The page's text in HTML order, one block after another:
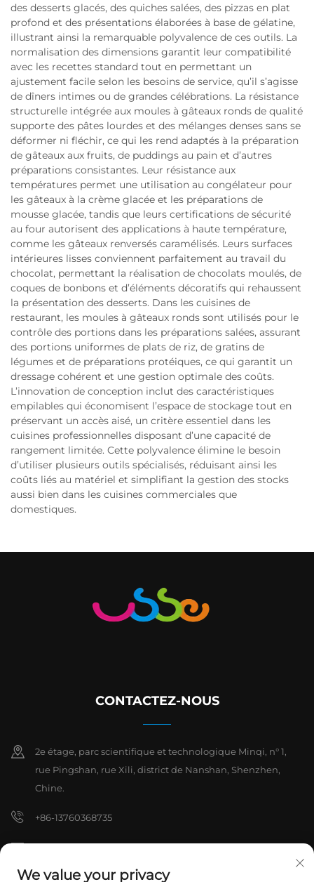
des desserts glacés, des quiches salées, des pizzas en plat
profond et des présentations élaborées à base de gélatine,
illustrant ainsi la remarquable polyvalence de ces outils. La
normalisation des dimensions garantit leur compatibilité
avec les recettes standard tout en permettant un
ajustement facile selon les besoins de service, qu’il s’agisse
de dîners intimes ou de grandes célébrations. La résistance
structurelle intégrée aux moules à gâteaux ronds de qualité
supporte des pâtes lourdes et des mélanges denses sans se
déformer ni fléchir, ce qui les rend adaptés à la préparation
de gâteaux aux fruits, de puddings au pain et d’autres
préparations consistantes. Leur résistance aux
températures permet une utilisation au congélateur pour
les gâteaux à la crème glacée et les préparations de
mousse glacée, tandis que leurs certifications de sécurité
au four autorisent des applications à haute température,
comme les gâteaux renversés caramélisés. Leurs surfaces
intérieures lisses conviennent parfaitement au travail du
chocolat, permettant la réalisation de chocolats moulés, de
coques de bonbons et d’éléments décoratifs qui rehaussent
la présentation des desserts. Dans les cuisines de
restaurant, les moules à gâteaux ronds sont utilisés pour le
contrôle des portions dans les préparations salées, assurant
des portions uniformes de plats de riz, de gratins de
légumes et de préparations protéiques, ce qui garantit un
dressage cohérent et une gestion optimale des coûts.
L’innovation de conception inclut des caractéristiques
empilables qui économisent l’espace de stockage tout en
préservant un accès aisé, un critère essentiel dans les
cuisines professionnelles disposant d’une capacité de
rangement limitée. Cette polyvalence élimine le besoin
d’utiliser plusieurs outils spécialisés, réduisant ainsi les
coûts liés au matériel et simplifiant la gestion des stocks
aussi bien dans les cuisines commerciales que
domestiques.
CONTACTEZ-NOUS
2e étage, parc scientifique et technologique Minqi, n° 1,
rue Pingshan, rue Xili, district de Nanshan, Shenzhen,
Chine.
+86-13760368735
We value your privacy